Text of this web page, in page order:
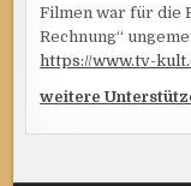
Filmen war für die
Rechnung“
https://www.tv-
weitere